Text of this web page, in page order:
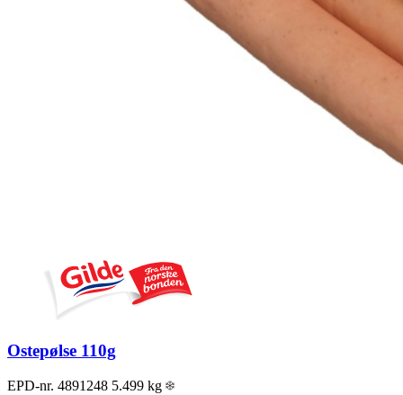
Ostepølse 110g
EPD-nr. 4891248 5.499 kg